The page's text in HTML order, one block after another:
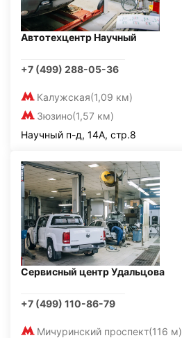
Автотехцентр Научный
+7 (499) 288-05-36
Калужская(1,09 км)
Зюзино(1,57 км)
Научный п-д, 14А, стр.8
Сервисный центр Удальцова
+7 (499) 110-86-79
Мичуринский проспект(116 м)